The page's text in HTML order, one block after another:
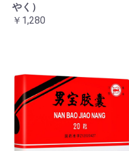
やく）
￥1,280